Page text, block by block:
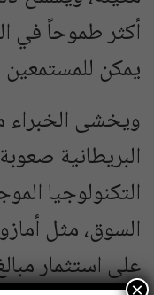
أكثر طموحاً في
يمكن للمستمعين
ويخشى الخبراء
البريطانية
التكنولوجيا
السوق، مثل
على استثمار
×